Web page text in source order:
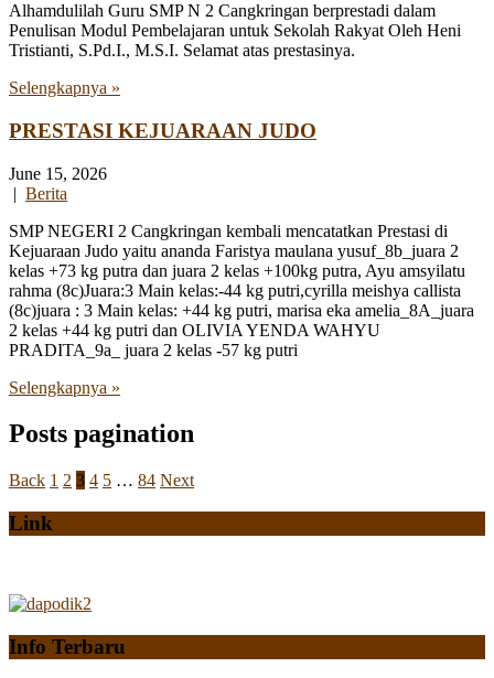
Alhamdulilah Guru SMP N 2 Cangkringan berprestadi dalam
Penulisan Modul Pembelajaran untuk Sekolah Rakyat Oleh Heni
Tristianti, S.Pd.I., M.S.I. Selamat atas prestasinya.
Selengkapnya »
PRESTASI KEJUARAAN JUDO
June 15, 2026
| Berita
SMP NEGERI 2 Cangkringan kembali mencatatkan Prestasi di
Kejuaraan Judo yaitu ananda Faristya maulana yusuf_8b_juara 2
kelas +73 kg putra dan juara 2 kelas +100kg putra, Ayu amsyilatu
rahma (8c)Juara:3 Main kelas:-44 kg putri,cyrilla meishya callista
(8c)juara : 3 Main kelas: +44 kg putri, marisa eka amelia_8A_juara
2 kelas +44 kg putri dan OLIVIA YENDA WAHYU
PRADITA_9a_ juara 2 kelas -57 kg putri
Selengkapnya »
Posts pagination
Back 1 2 3 4 5 … 84 Next
Link
Info Terbaru